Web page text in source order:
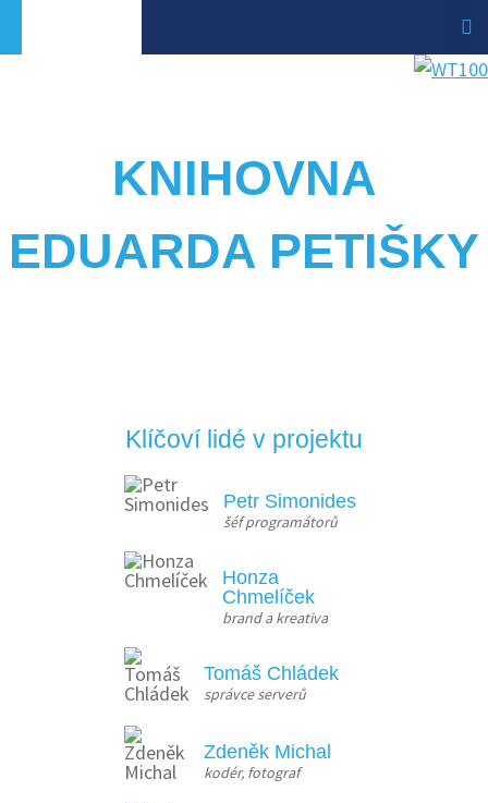
KNIHOVNA
EDUARDA PETIŠKY
Klíčoví lidé v projektu
Petr Simonides
šéf programátorů
Honza
Chmelíček
brand a kreativa
Tomáš Chládek
správce serverů
Zdeněk Michal
kodér, fotograf